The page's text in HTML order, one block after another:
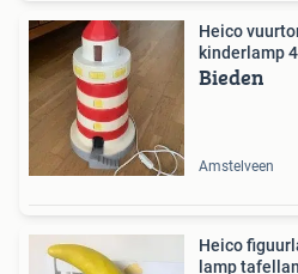
Heico
kinderlamp
Bieden
Amstelveen
Heico
lamp